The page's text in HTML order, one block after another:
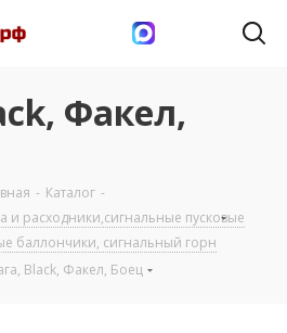
Факел,
- Каталог -
и расходники,сигнальные пусковые
баллончики, сигнальный горн
Black, Факел, Боец